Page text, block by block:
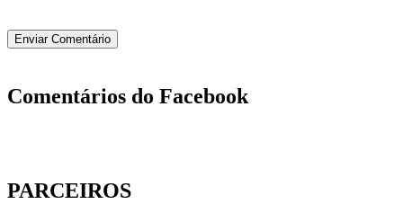
Comentários do Facebook
PARCEIROS